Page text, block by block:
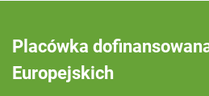
Placówka
Europejskich